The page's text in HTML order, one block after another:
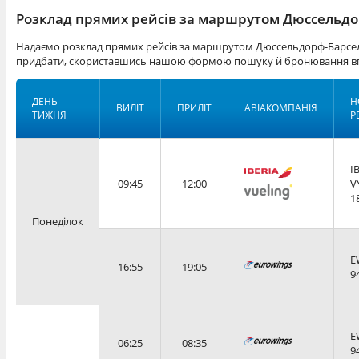
Розклад прямих рейсів за маршрутом
Надаємо розклад прямих рейсів за маршрутом Дюссельдорф-
придбати, скориставшись нашою формою пошуку й бронювання
ДЕНЬ
ТИЖНЯ
ВИЛІТ ПРИЛІТ АВІАКОМПАНІЯ
Понеділок
09:45 12:00
16:55 19:05
06:25 08:35